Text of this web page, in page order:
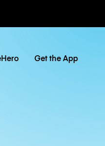
Get the App